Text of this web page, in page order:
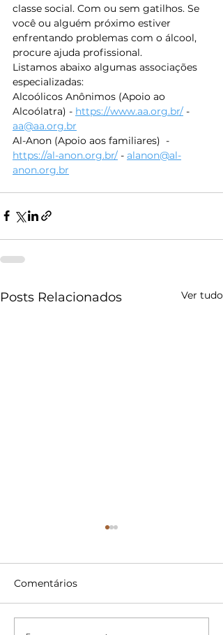
classe social. Com ou sem gatilhos. Se
você ou alguém próximo estiver
enfrentando problemas com o álcool,
procure ajuda profissional.
Listamos abaixo algumas associações
especializadas:
Alcoólicos Anônimos (Apoio ao
Alcoólatra) - https://www.aa.org.br/ -
aa@aa.org.br
Al-Anon (Apoio aos familiares)  -
https://al-anon.org.br/ - alanon@al-
anon.org.br
Posts Relacionados Ver tudo
Comentários